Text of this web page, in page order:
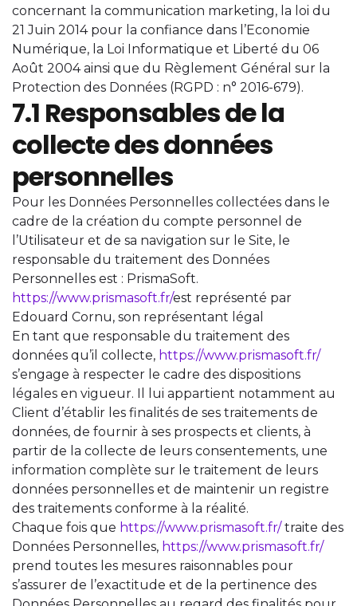
concernant la communication marketing, la loi du
21 Juin 2014 pour la confiance dans l’Economie
Numérique, la Loi Informatique et Liberté du 06
Août 2004 ainsi que du Règlement Général sur la
Protection des Données (RGPD : n° 2016-679).
7.1 Responsables de la
collecte des données
personnelles
Pour les Données Personnelles collectées dans le
cadre de la création du compte personnel de
l’Utilisateur et de sa navigation sur le Site, le
responsable du traitement des Données
Personnelles est : PrismaSoft.
https://www.prismasoft.fr/est représenté par
Edouard Cornu, son représentant légal
En tant que responsable du traitement des
données qu’il collecte, https://www.prismasoft.fr/
s’engage à respecter le cadre des dispositions
légales en vigueur. Il lui appartient notamment au
Client d’établir les finalités de ses traitements de
données, de fournir à ses prospects et clients, à
partir de la collecte de leurs consentements, une
information complète sur le traitement de leurs
données personnelles et de maintenir un registre
des traitements conforme à la réalité.
Chaque fois que https://www.prismasoft.fr/traite des
Données Personnelles, https://www.prismasoft.fr/
prend toutes les mesures raisonnables pour
s’assurer de l’exactitude et de la pertinence des